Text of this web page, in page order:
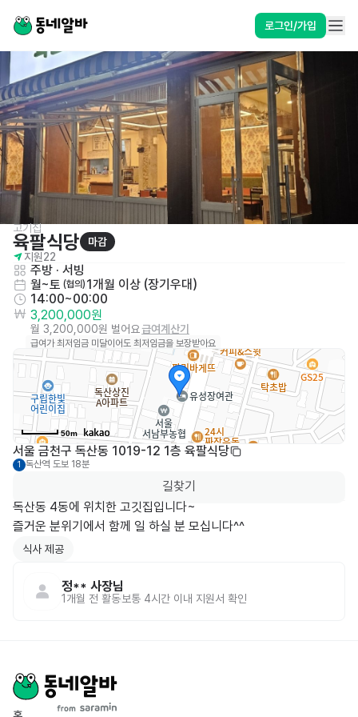
로그인/가입
고기집
육팔식당
마감
지원22
주방 · 서빙
월~토 (협의) 1개월 이상 (장기우대)
14:00~00:00
3,200,000원
월 3,200,000원 벌어요급여계산기
급여가 최저임금 미달이어도 최저임금을 보장받아요
50m
서울 금천구 독산동 1019-12 1층 육팔식당
1 독산역 도보 18분
길찾기
독산동 4동에 위치한 고깃집입니다~
식사 제공
정** 사장님
1개월 전 활동보통 4시간 이내 지원서 확인